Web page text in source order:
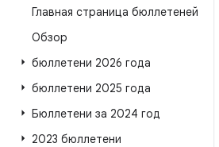
Главная страница бюллетеней
Обзор
бюллетени 2026 года
бюллетени 2025 года
Бюллетени за 2024 год
2023 бюллетени